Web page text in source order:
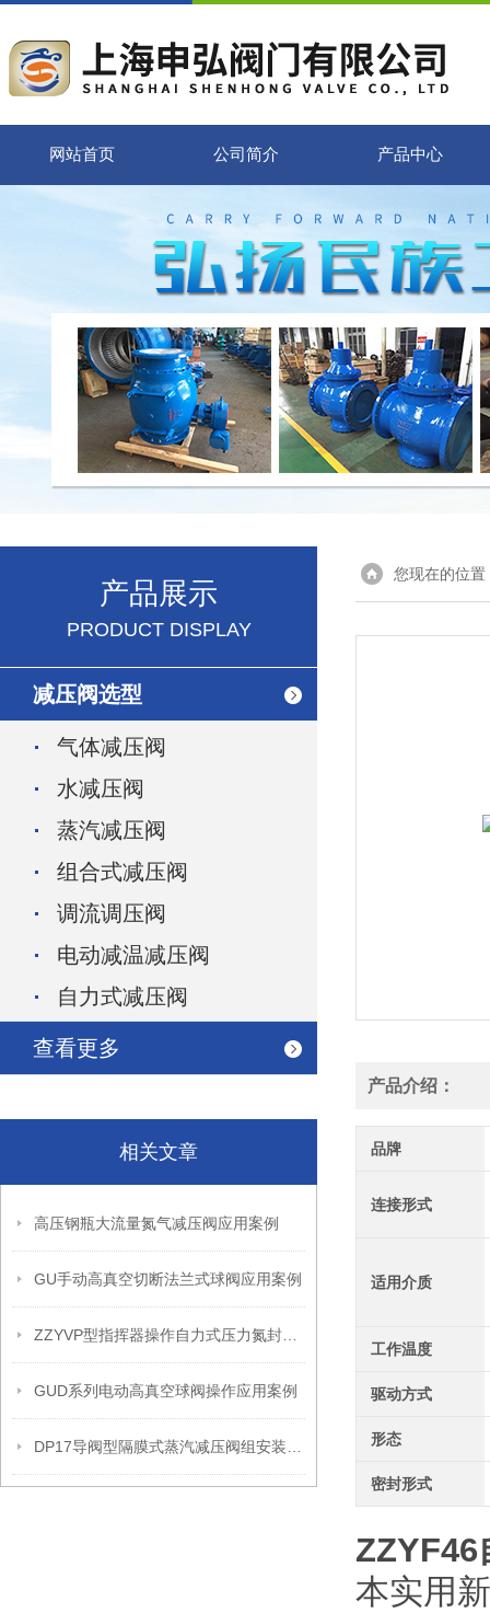
网站首页 公司简介 产品中心
产品展示
PRODUCT DISPLAY
减压阀选型
气体减压阀
水减压阀
蒸汽减压阀
组合式减压阀
调流调压阀
电动减温减压阀
自力式减压阀
查看更多
相关文章
高压钢瓶大流量氮气减压阀应用案例
GU手动高真空切断法兰式球阀应用案例
GUD系列电动高真空球阀操作应用案例
您现在的位置
产品介绍：
品牌
连接形式
适用介质
工作温度
驱动方式
形态
密封形式
ZZYF46
本实用